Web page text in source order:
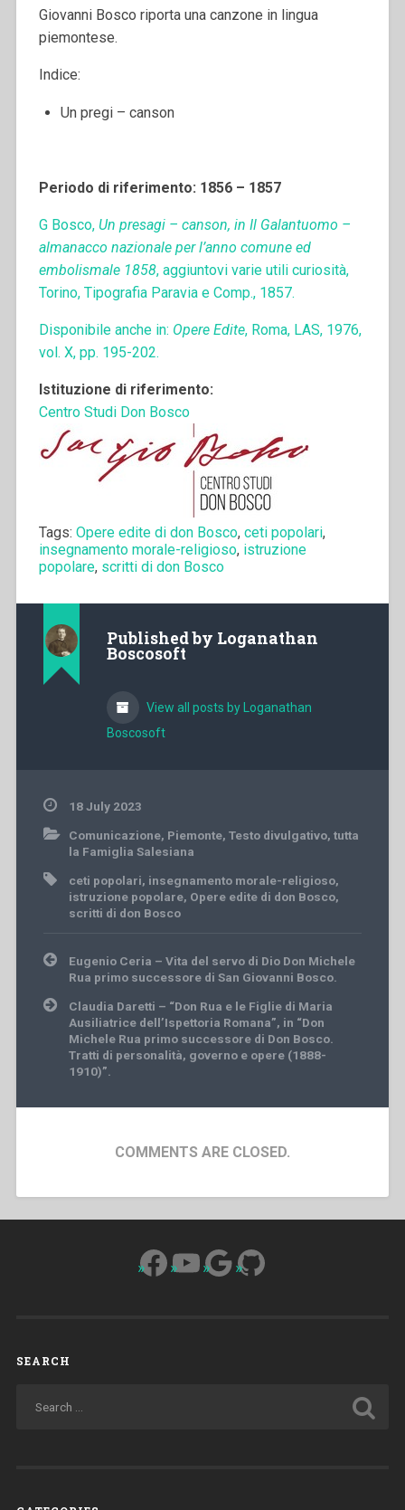
Giovanni Bosco riporta una canzone in lingua
piemontese.
Indice:
Un pregi – canson
Periodo di riferimento: 1856 – 1857
G Bosco, Un presagi – canson, in Il Galantuomo –
almanacco nazionale per l’anno comune ed
embolismale 1858, aggiuntovi varie utili curiosità,
Torino, Tipografia Paravia e Comp., 1857.
Disponibile anche in: Opere Edite, Roma, LAS, 1976,
vol. X, pp. 195-202.
Istituzione di riferimento:
Centro Studi Don Bosco
Tags: Opere edite di don Bosco, ceti popolari,
insegnamento morale-religioso, istruzione
popolare, scritti di don Bosco
Published by Loganathan
Boscosoft
View all posts by Loganathan
Boscosoft
18 July 2023
Comunicazione, Piemonte, Testo divulgativo, tutta
la Famiglia Salesiana
ceti popolari, insegnamento morale-religioso,
istruzione popolare, Opere edite di don Bosco,
scritti di don Bosco
Post
navigation
Eugenio Ceria – Vita del servo di Dio Don Michele
Rua primo successore di San Giovanni Bosco.
Claudia Daretti – “Don Rua e le Figlie di Maria
Ausiliatrice dell’Ispettoria Romana”, in “Don
Michele Rua primo successore di Don Bosco.
Tratti di personalità, governo e opere (1888-
1910)”.
COMMENTS ARE CLOSED.
Facebook
YouTube
Google
GitHub
SEARCH